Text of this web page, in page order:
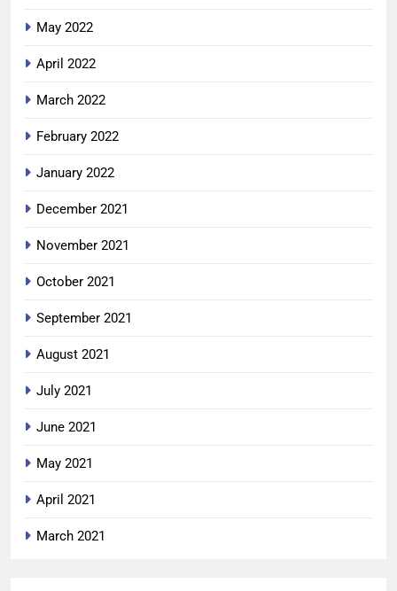
May 2022
April 2022
March 2022
February 2022
January 2022
December 2021
November 2021
October 2021
September 2021
August 2021
July 2021
June 2021
May 2021
April 2021
March 2021